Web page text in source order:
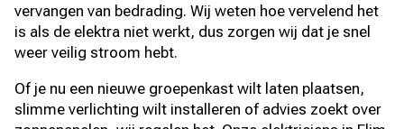
vervangen van bedrading. Wij weten hoe vervelend het
is als de elektra niet werkt, dus zorgen wij dat je snel
weer veilig stroom hebt.
Of je nu een nieuwe groepenkast wilt laten plaatsen,
slimme verlichting wilt installeren of advies zoekt over